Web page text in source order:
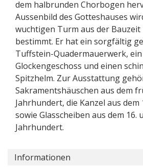
dem halbrunden Chorbogen
Aussenbild des Gotteshauses
wuchtigen Turm aus der Bauzeit
bestimmt. Er hat ein sorgfältig
Tuffstein-Quadermauerwerk,
Glockengeschoss und einen
Spitzhelm. Zur Ausstattung
Sakramentshäuschen aus dem
Jahrhundert, die Kanzel aus
sowie Glasscheiben aus dem 16.
Jahrhundert.
Informationen